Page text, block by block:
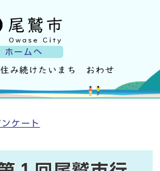
ホームへ
ンケート